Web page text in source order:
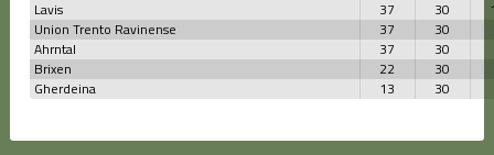
Lavis
37 30
Union Trento Ravinense
37 30
Ahrntal
37 30
Brixen
22 30
Gherdeina
13 30